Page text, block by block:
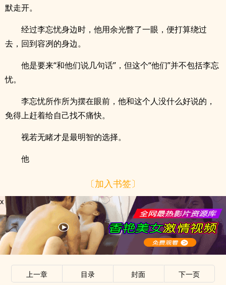
默走开。
经过李忘忧身边时，他用余光瞥了一眼，便打算绕过
去，回到容冽的身边。
他是要来“和他们说几句话”，但这个“他们”并不包括李忘
忧。
李忘忧所作所为摆在眼前，他和这个人没什么好说的，
免得上赶着给自己找不痛快。
视若无睹才是最明智的选择。
他
〔加入书签〕
x
上一章 目录 封面 下一页